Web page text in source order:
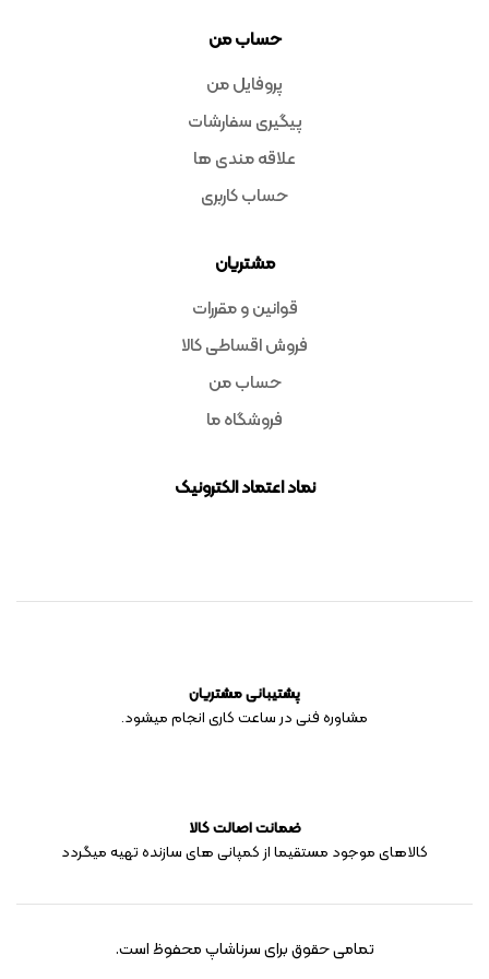
حساب من
پروفایل من
پیگیری سفارشات
علاقه مندی ها
حساب کاربری
مشتریان
قوانین و مقررات
فروش اقساطی کالا
حساب من
فروشگاه ما
نماد اعتماد الکترونیک
پشتیبانی مشتریان
مشاوره فنی در ساعت کاری انجام میشود.
ضمانت اصالت کالا
کالاهای موجود مستقیما از کمپانی های سازنده تهیه میگردد
تمامی حقوق برای سرناشاپ محفوظ است.